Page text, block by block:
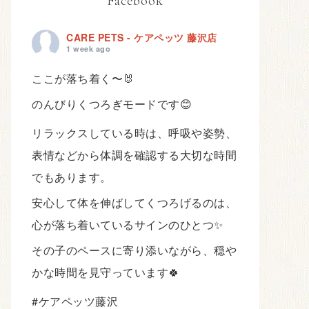
CARE PETS - ケアペッツ 藤沢店
1 week ago
ここが落ち着く〜🐰
のんびりくつろぎモードです😊
リラックスしている時は、呼吸や姿勢、
表情などから体調を確認する大切な時間
でもあります。
安心して体を伸ばしてくつろげるのは、
心が落ち着いているサインのひとつ✨
その子のペースに寄り添いながら、穏や
かな時間を見守っています🍀
#ケアペッツ藤沢